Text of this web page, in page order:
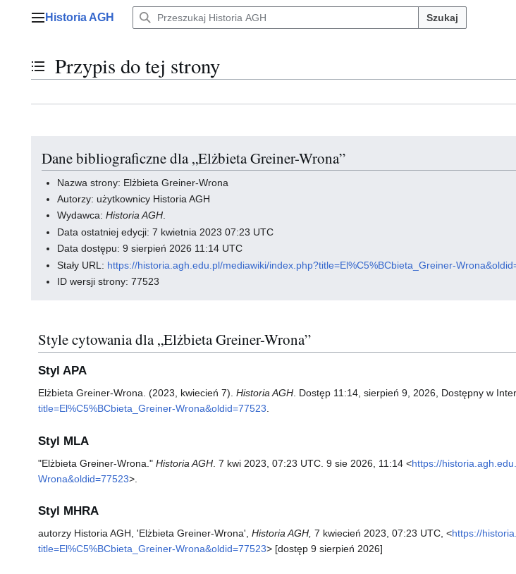
Menu główne
Historia AGH Szukaj
Przełącz stan spisu treści
Przypis do tej strony
Dane bibliograficzne dla „Elżbieta Greiner-Wrona”
Nazwa strony: Elżbieta Greiner-Wrona
Autorzy: użytkownicy Historia AGH
Wydawca:Historia AGH.
Data ostatniej edycji: 7 kwietnia 2023 07:23 UTC
Data dostępu: 9 sierpień 2026 11:14 UTC
Stały URL: https://historia.agh.edu.pl/mediawiki/index.php?title=El%C5%BCbieta_Greiner-
ID wersji strony: 77523
Style cytowania dla „Elżbieta Greiner-Wrona”
Styl APA
Elżbieta Greiner-Wrona. (2023, kwiecień 7). Historia AGH. Dostęp 11:14, sierpień 9, 2026, Dostępny w
title=El%C5%BCbieta_Greiner-Wrona&oldid=77523.
Styl MLA
"Elżbieta Greiner-Wrona." Historia AGH . 7 kwi 2023, 07:23 UTC. 9 sie 2026, 11:14 <https://
Wrona&oldid=77523>.
Styl MHRA
autorzy Historia AGH, 'Elżbieta Greiner-Wrona', Historia AGH, 7 kwiecień 2023, 07:23 UTC, <https://
title=El%C5%BCbieta_Greiner-Wrona&oldid=77523> [dostęp 9 sierpień 2026]